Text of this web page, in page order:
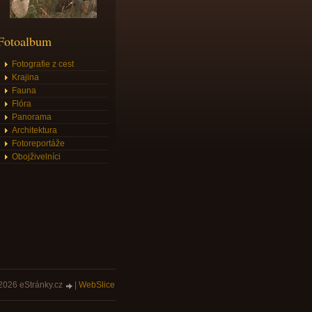
Fotografie z cest
Krajina
Fauna
Flóra
Panorama
Architektura
Fotoreportáže
Obojživelníci
eStránky.cz WebSlice